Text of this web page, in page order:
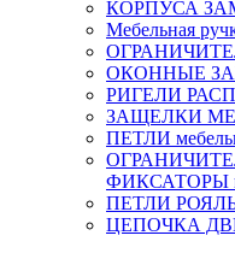
КОРПУСА
Мебельная
ОКОННЫЕ
РИГЕЛИ
ЗАЩЕЛКИ
ПЕТЛИ
ФИКСАТОРЫ
ПЕТЛИ
ЦЕПОЧКА